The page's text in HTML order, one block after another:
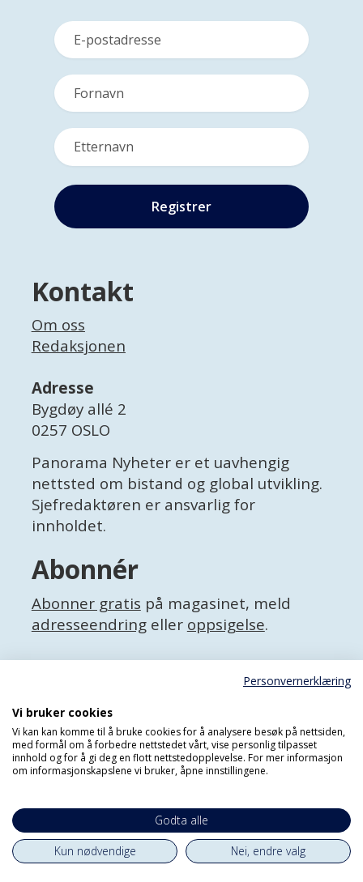
Kontakt
Om oss
Redaksjonen
Adresse
Bygdøy allé 2
0257 OSLO
Panorama Nyheter er et uavhengig
nettsted om bistand og global utvikling.
Sjefredaktøren er ansvarlig for
innholdet.
Abonnér
Abonner gratis på magasinet, meld
adresseendringeller oppsigelse.
Facebook
Personvernerklæring
Powered by Labrador CMS
Personvernerklæring
Vi bruker cookies
Vi kan kan komme til å bruke cookies for å analysere besøk på nettsiden,
med formål om å forbedre nettstedet vårt, vise personlig tilpasset
innhold og for å gi deg en flott nettstedopplevelse. For mer informasjon
om informasjonskapslene vi bruker, åpne innstillingene.
Godta alle
Kun nødvendige
Nei, endre valg